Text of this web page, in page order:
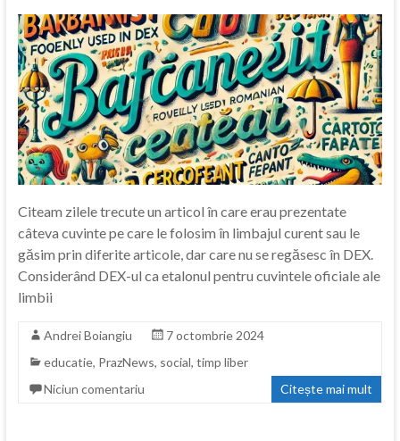
Citeam zilele trecute un articol în care erau prezentate
câteva cuvinte pe care le folosim în limbajul curent sau le
găsim prin diferite articole, dar care nu se regăsesc în DEX.
Considerând DEX-ul ca etalonul pentru cuvintele oficiale ale
limbii
Andrei Boiangiu
7 octombrie 2024
educatie, PrazNews, social, timp liber
Niciun comentariu
Citește mai mult